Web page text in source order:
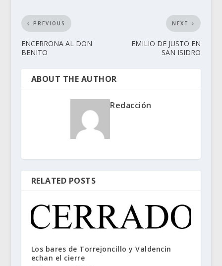
PREVIOUS
ENCERRONA AL DON
BENITO
NEXT
EMILIO DE JUSTO EN
SAN ISIDRO
ABOUT THE AUTHOR
Redacción
RELATED POSTS
Los bares de Torrejoncillo y Valdencin
echan el cierre